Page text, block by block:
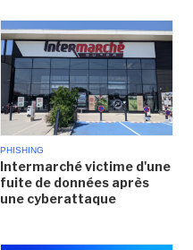
PHISHING
Intermarché victime d'une
fuite de données après
une cyberattaque